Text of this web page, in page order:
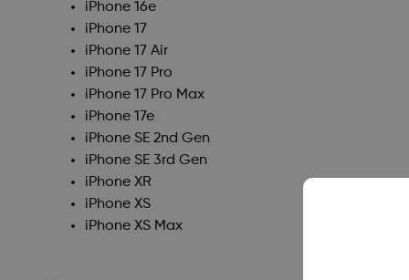
iPhone 16e
iPhone 17
iPhone 17 Air
iPhone 17 Pro
iPhone 17 Pro Max
iPhone 17e
iPhone SE 2nd Gen
iPhone SE 3rd Gen
iPhone XR
iPhone XS
iPhone XS Max